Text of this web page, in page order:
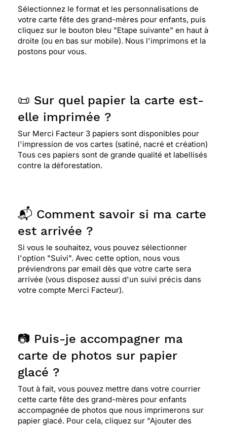
Sélectionnez le format et les personnalisations de
votre carte fête des grand-mères pour enfants, puis
cliquez sur le bouton bleu "Etape suivante" en haut à
droite (ou en bas sur mobile). Nous l'imprimons et la
postons pour vous.
📜 Sur quel papier la carte est-
elle imprimée ?
Sur Merci Facteur 3 papiers sont disponibles pour
l'impression de vos cartes (satiné, nacré et création)
Tous ces papiers sont de grande qualité et labellisés
contre la déforestation.
📬 Comment savoir si ma carte
est arrivée ?
Si vous le souhaitez, vous pouvez sélectionner
l'option "Suivi". Avec cette option, nous vous
préviendrons par email dès que votre carte sera
arrivée (vous disposez aussi d'un suivi précis dans
votre compte Merci Facteur).
📷 Puis-je accompagner ma
carte de photos sur papier
glacé ?
Tout à fait, vous pouvez mettre dans votre courrier
cette carte fête des grand-mères pour enfants
accompagnée de photos que nous imprimerons sur
papier glacé. Pour cela, cliquez sur "Ajouter des